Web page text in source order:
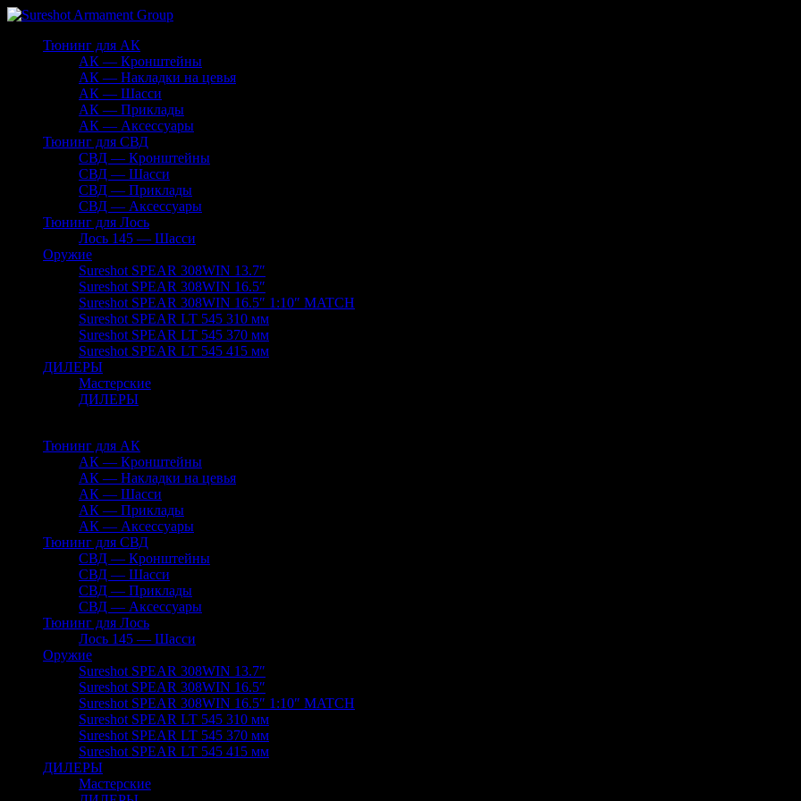
Тюнинг для АК
АК — Кронштейны
АК — Накладки на цевья
АК — Шасси
АК — Приклады
АК — Аксессуары
Тюнинг для СВД
СВД — Кронштейны
СВД — Шасси
СВД — Приклады
СВД — Аксессуары
Тюнинг для Лось
Лось 145 — Шасси
Оружие
Sureshot SPEAR 308WIN 13.7″
Sureshot SPEAR 308WIN 16.5″
Sureshot SPEAR 308WIN 16.5″ 1:10″ MATCH
Sureshot SPEAR LT 545 310 мм
Sureshot SPEAR LT 545 370 мм
Sureshot SPEAR LT 545 415 мм
ДИЛЕРЫ
Мастерские
ДИЛЕРЫ
Тюнинг для АК
АК — Кронштейны
АК — Накладки на цевья
АК — Шасси
АК — Приклады
АК — Аксессуары
Тюнинг для СВД
СВД — Кронштейны
СВД — Шасси
СВД — Приклады
СВД — Аксессуары
Тюнинг для Лось
Лось 145 — Шасси
Оружие
Sureshot SPEAR 308WIN 13.7″
Sureshot SPEAR 308WIN 16.5″
Sureshot SPEAR 308WIN 16.5″ 1:10″ MATCH
Sureshot SPEAR LT 545 310 мм
Sureshot SPEAR LT 545 370 мм
Sureshot SPEAR LT 545 415 мм
ДИЛЕРЫ
Мастерские